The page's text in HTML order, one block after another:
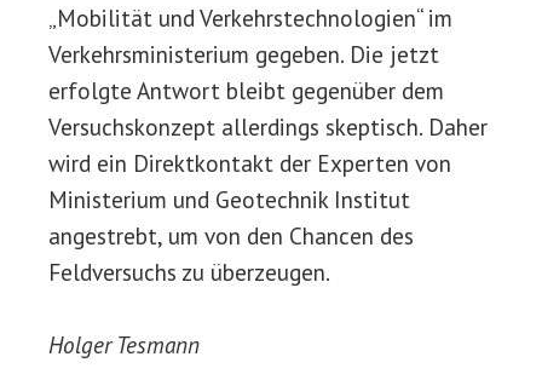
„Mobilität und Verkehrstechnologien“ im
Verkehrsministerium gegeben. Die jetzt
erfolgte Antwort bleibt gegenüber dem
Versuchskonzept allerdings skeptisch. Daher
wird ein Direktkontakt der Experten von
Ministerium und Geotechnik Institut
angestrebt, um von den Chancen des
Feldversuchs zu überzeugen.
Holger Tesmann